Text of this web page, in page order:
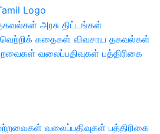
அரசு திட்டங்கள்
வெற்றிக் கதைகள் விவசாய தகவல்கள்
வலைப்பதிவுகள் பத்திரிகை
வலைப்பதிவுகள் பத்திரிகை